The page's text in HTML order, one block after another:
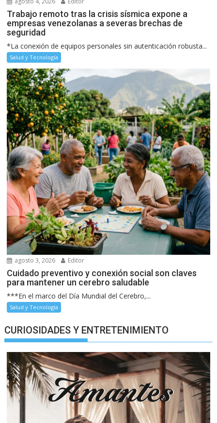
Trabajo remoto tras la crisis sísmica expone a
empresas venezolanas a severas brechas de
seguridad
*La conexión de equipos personales sin autenticación robusta...
Salud y Tecnología
agosto 3, 2026 Editor
Cuidado preventivo y conexión social son claves
para mantener un cerebro saludable
***En el marco del Día Mundial del Cerebro,...
Salud y Tecnología
CURIOSIDADES Y ENTRETENIMIENTO